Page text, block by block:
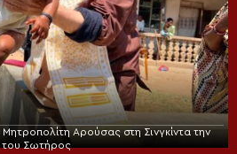
Αρούσας στη Σινγκίντα την
Σωτήρος